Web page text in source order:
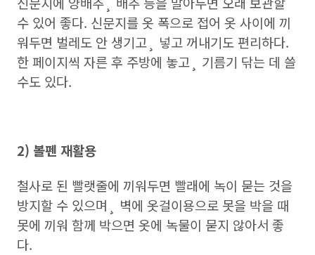
수 있어 좋다. 신문지를 옷 폭으로 접어 옷 사이에 끼
워두면 벌레도 안 생기고¸ 넣고 꺼내기도 편리하다.
한 페이지씩 자른 후 주방에 놓고¸ 기름기 닦는 데 쓸
수도 있다.
2) 볼펜 재활용
철사로 된 빨랫줄에 끼워두면 빨래에 녹이 묻는 것을
방지할 수 있으며¸ 벽에 옷걸이용으로 못을 박을 때
못에 끼워 함께 박으면 옷에 녹물이 묻지 않아서 좋
다.